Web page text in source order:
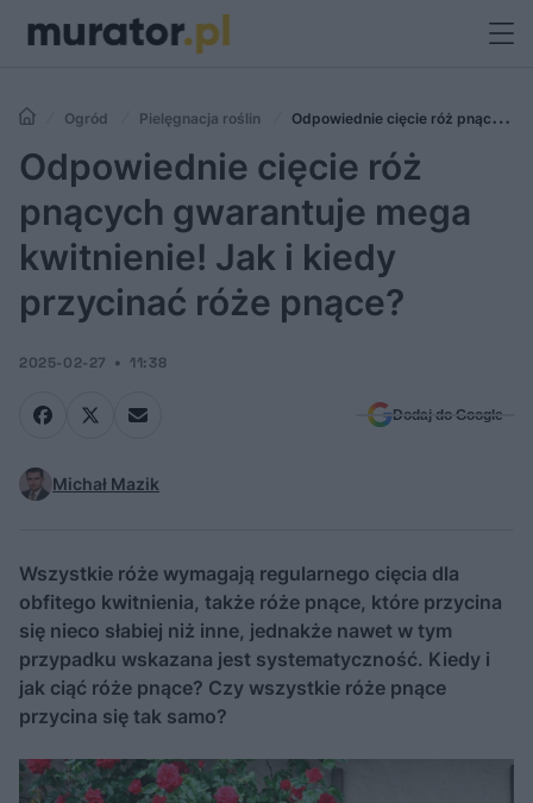
Ogród Pielęgnacja roślin
Odpowiednie cięcie róż pnących
gwarantuje mega kwitnienie! Jak i kiedy przycinać róże pnące?
Odpowiednie cięcie róż
pnących gwarantuje mega
kwitnienie! Jak i kiedy
przycinać róże pnące?
2025-02-27 11:38
Dodaj do Google
Michał Mazik
Wszystkie róże wymagają regularnego cięcia dla
obfitego kwitnienia, także róże pnące, które przycina
się nieco słabiej niż inne, jednakże nawet w tym
przypadku wskazana jest systematyczność. Kiedy i
jak ciąć róże pnące? Czy wszystkie róże pnące
przycina się tak samo?